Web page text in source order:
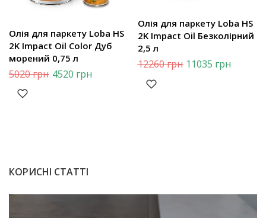
Олія для паркету Loba HS
2K Impact Oil Color Дуб
морений 0,75 л
5020грн 4520 грн
Олія для паркету Loba HS
2K Impact Oil Безколірний
2,5 л
12260грн 11035 грн
КОРИСНІ СТАТТІ